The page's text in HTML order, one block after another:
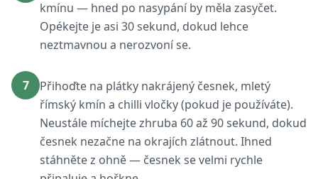
kmínu — hned po nasypání by měla zasyčet.
Opékejte je asi 30 sekund, dokud lehce
neztmavnou a nerozvoní se.
7
Přihoďte na plátky nakrájený česnek, mletý
římský kmín a chilli vločky (pokud je používáte).
Neustále míchejte zhruba 60 až 90 sekund, dokud
česnek nezačne na okrajích zlátnout. Ihned
stáhněte z ohně — česnek se velmi rychle